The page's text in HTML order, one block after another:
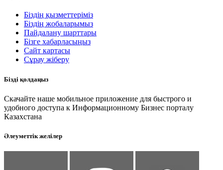
Біздің қызметтеріміз
Біздің жобаларымыз
Пайдалану шарттары
Бізге хабарласыңыз
Сайт картасы
Сұрау жіберу
Бізді қолдаңыз
Скачайте наше мобильное приложение для быстрого и
удобного доступа к Информационному Бизнес порталу
Казахстана
Әлеуметтік желілер